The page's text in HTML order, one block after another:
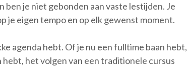
je niet gebonden aan vaste lestijden. Je
je eigen tempo en op elk gewenst moment.
agenda hebt. Of je nu een fulltime baan hebt,
het volgen van een traditionele cursus